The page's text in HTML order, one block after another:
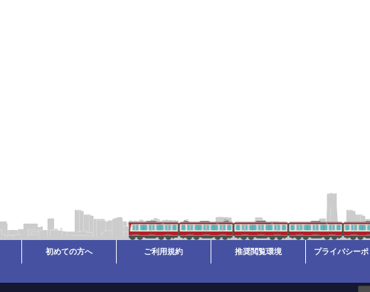
初めての方へ ご利用規約 推奨閲覧環境 プライバシー